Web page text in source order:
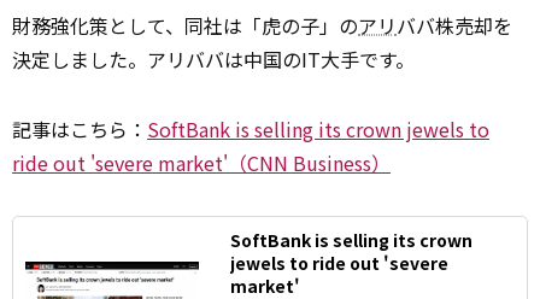
財務強化策として、同社は「虎の子」のアリババ株売却を
決定しました。アリババは中国のIT大手です。
記事はこちら： SoftBank is selling its crown jewels to
ride out 'severe market'（CNN Business）
SoftBank is selling its crown
jewels to ride out 'severe
market'